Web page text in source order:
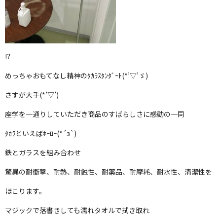
⁉
めっちゃおもてなし精神のﾀｶﾗｽﾀﾝﾀﾞｰﾄ(*’▽’ゞ)
さすが大手(*’▽’)
座学を一通りしていただき商品のすばらしさに感動の一同
ﾀｶﾗといえばﾎｰﾛｰ(*´з`)
鉄とガラスを組み合わせ
驚異の耐衝撃、耐熱、耐蝕性、耐薬品、耐摩耗、耐水性、清潔性を
ほこります。
マジックで落書きしても濡れタオルで拭き取れ